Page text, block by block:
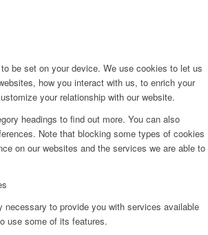
be set on your device. We use cookies to let us
how you interact with us, to enrich your
your relationship with our website.
headings to find out more. You can also
Note that blocking some types of cookies
on our websites and the services we are able to
necessary to provide you with services available
use some of its features.